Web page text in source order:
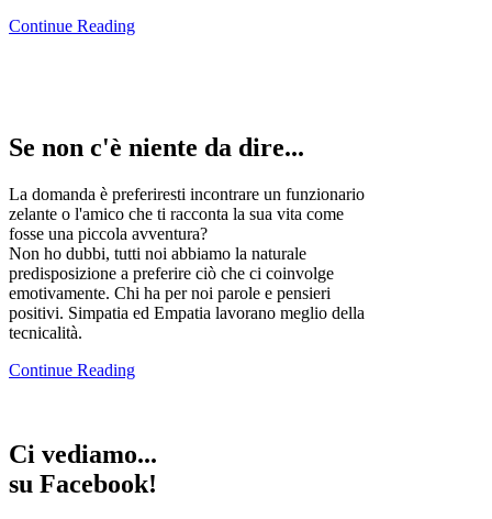
Continue Reading
Se non c'è niente da dire...
La domanda è preferiresti incontrare un funzionario
zelante o l'amico che ti racconta la sua vita come
fosse una piccola avventura?
Non ho dubbi, tutti noi abbiamo la naturale
predisposizione a preferire ciò che ci coinvolge
emotivamente. Chi ha per noi parole e pensieri
positivi. Simpatia ed Empatia lavorano meglio della
tecnicalità.
Continue Reading
Ci vediamo...
su Facebook!